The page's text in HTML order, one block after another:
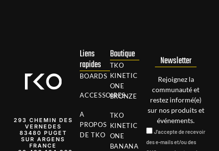
293 CHEMIN DES
VERNEDES
83480 PUGET
SUR ARGENS
FRANCE
Liens
rapides
BOARDS
ACCESSOIRES
A
PROPOS
DE TKO
Boutique
TKO
KINETIC
ONE
BRONZE
TKO
KINETIC
ONE
BANANA
Newsletter
Rejoignez la
communauté et
restez informé(e)
sur nos produits et
événements.
J'accepte de recevoir
des e-mails et/ou des